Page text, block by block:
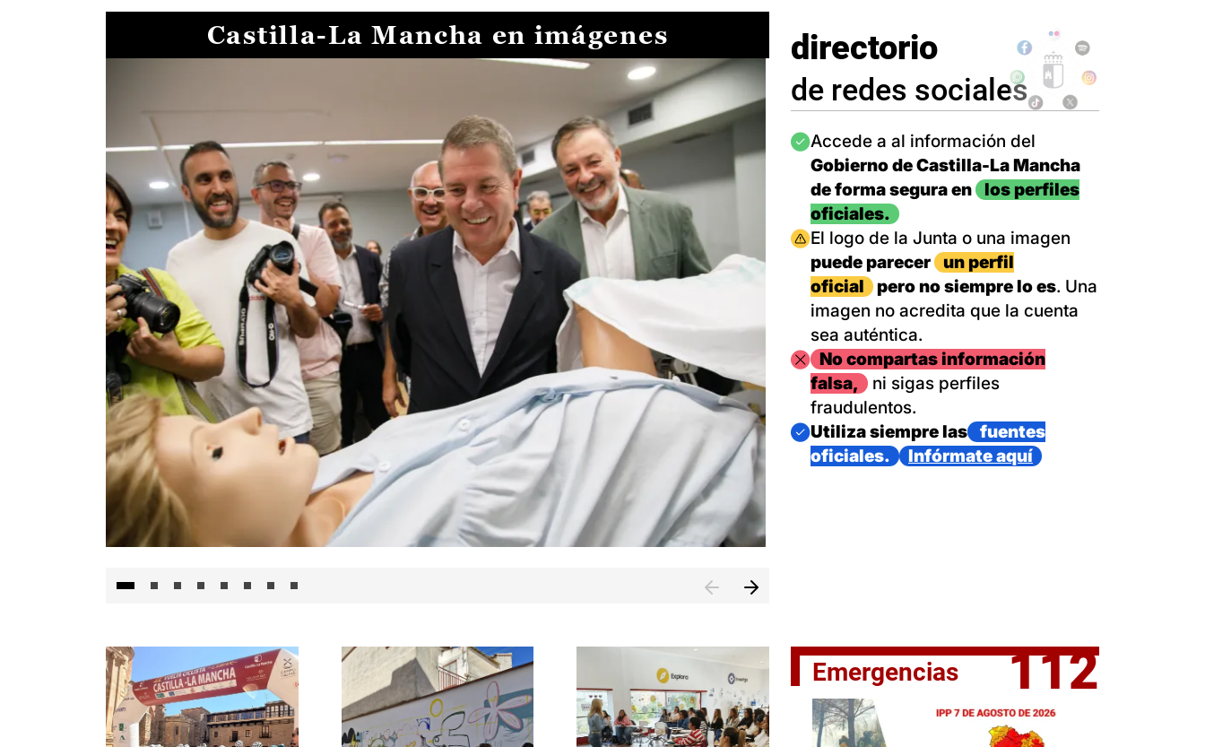
Castilla-La Mancha en imágenes
El jefe del Ejecutivo castellanomanchego, Emiliano García-
directorio
de redes sociales
Imagen
Accede a al información del
Gobierno de Castilla-La Mancha
de forma segura en
los perfiles
oficiales.
Imagen
El logo de la Junta o una imagen
puede parecer
un perfil
oficial
pero no siempre lo es. Una
imagen no acredita que la cuenta
sea auténtica.
ImagenNo compartas información
falsa,
ni sigas perfiles
fraudulentos.
Imagen
Utiliza siempre las
fuentes
oficiales.
Infórmate aquí
Emergencias 112